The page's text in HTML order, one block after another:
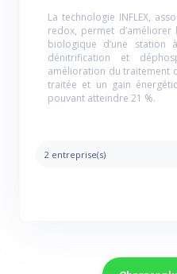
La technologie INFLEX,
redox, permet d’améliorer
biologique d’une station
dénitrification et
amélioration du traitement
traitée et un gain
pouvant atteindre 21 %.
2 entreprise(s)